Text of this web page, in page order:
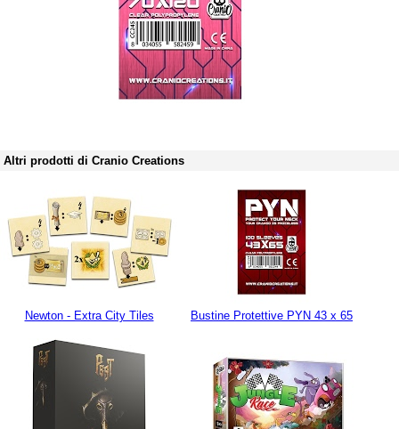
Altri prodotti di Cranio Creations
Newton - Extra City Tiles Bustine Protettive PYN 43 x 65